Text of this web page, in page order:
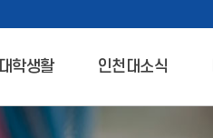
대학생활 인천대소식